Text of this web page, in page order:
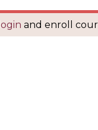
login and enroll